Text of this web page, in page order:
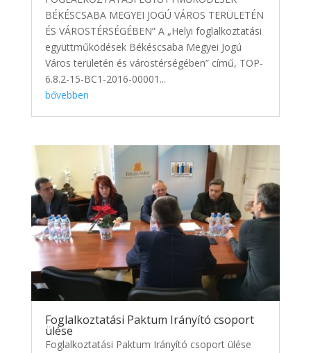
BÉKÉSCSABA MEGYEI JOGÚ VÁROS TERÜLETÉN
ÉS VÁROSTÉRSÉGÉBEN” A „Helyi foglalkoztatási
együttműködések Békéscsaba Megyei Jogú
Város területén és várostérségében” című, TOP-
6.8.2-15-BC1-2016-00001...
bővebben
Foglalkoztatási Paktum Irányító csoport
ülése
Foglalkoztatási Paktum Irányító csoport ülése